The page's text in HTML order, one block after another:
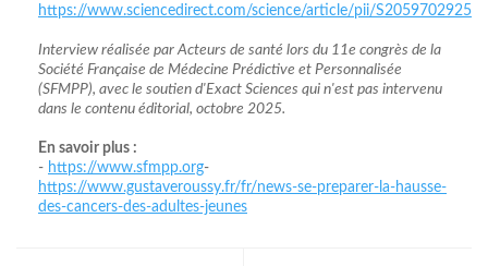
https://www.sciencedirect.com/science/article/pii/
Interview réalisée par Acteurs de santé lors du 11e congrès de la
Société Française de Médecine Prédictive et Personnalisée
(SFMPP), avec le soutien d'Exact Sciences qui n'est pas intervenu
dans le contenu éditorial, octobre 2025.
En savoir plus :
- https://www.sfmpp.org-
https://www.gustaveroussy.fr/fr/news-se-preparer-la-hausse-
des-cancers-des-adultes-jeunes